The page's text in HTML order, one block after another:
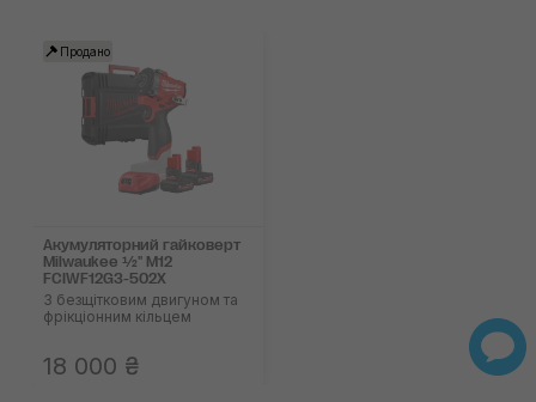
Продано
Акумуляторний гайковерт
Milwaukee ½" M12
FCIWF12G3-502X
З безщітковим двигуном та
фрікціонним кільцем
18 000 ₴